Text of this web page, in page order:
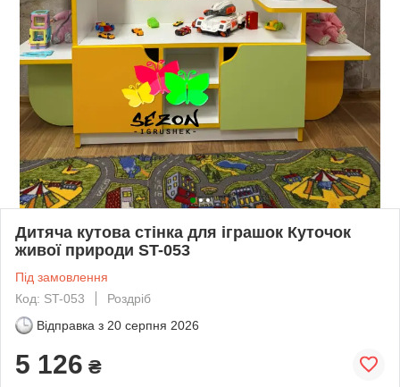
Дитяча кутова стінка для іграшок Куточок
живої природи ST-053
Під замовлення
Код: ST-053
Роздріб
Відправка з 20 серпня 2026
5 126 ₴